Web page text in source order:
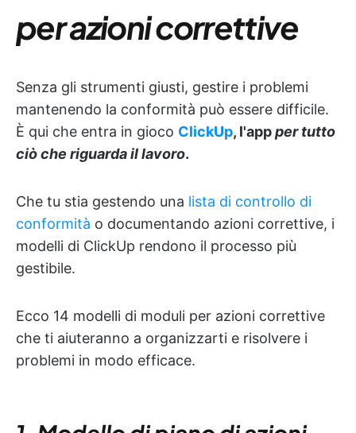
per azioni correttive
Senza gli strumenti giusti, gestire i problemi
mantenendo la conformità può essere difficile.
È qui che entra in gioco ClickUp, l'appper tutto
ciò che riguarda il lavoro.
Che tu stia gestendo una lista di controllo di
conformità o documentando azioni correttive, i
modelli di ClickUp rendono il processo più
gestibile.
Ecco 14 modelli di moduli per azioni correttive
che ti aiuteranno a organizzarti e risolvere i
problemi in modo efficace.